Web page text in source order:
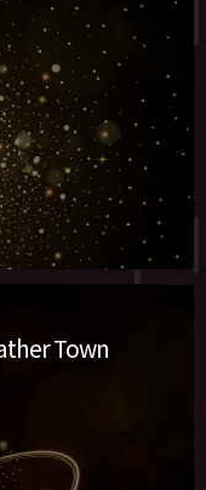
Town